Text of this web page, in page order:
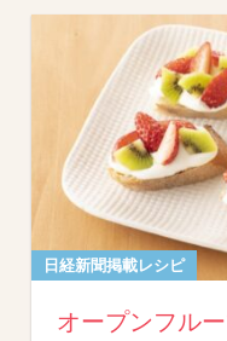
日経新聞掲載レシピ
オープンフル